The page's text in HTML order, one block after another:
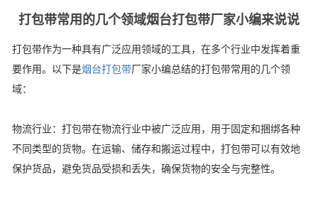
打包带常用的几个领域烟台打包带厂家小编来说说
打包带作为一种具有广泛应用领域的工具，在多个行业中发挥着重
要作用。以下是烟台打包带厂家小编总结的打包带常用的几个领
域：
物流行业：打包带在物流行业中被广泛应用，用于固定和捆绑各种
不同类型的货物。在运输、储存和搬运过程中，打包带可以有效地
保护货品，避免货品受损和丢失，确保货物的安全与完整性。